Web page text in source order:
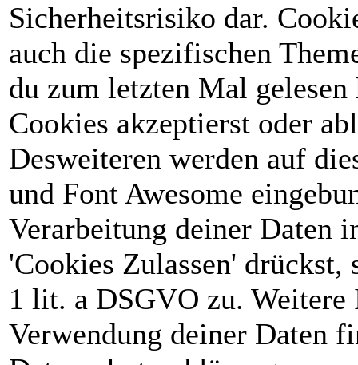
Sicherheitsrisiko dar.
auch die spezifischen
du zum letzten Mal
Cookies akzeptierst oder
Desweiteren werden auf
und Font Awesome
Verarbeitung deiner Daten
'Cookies Zulassen'
1 lit. a DSGVO zu.
Verwendung deiner Daten